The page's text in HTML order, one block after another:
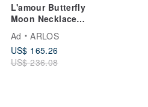
L'amour Butterfly
Moon Necklace
Ad
ARLOS
US$ 165.26
US$ 236.08